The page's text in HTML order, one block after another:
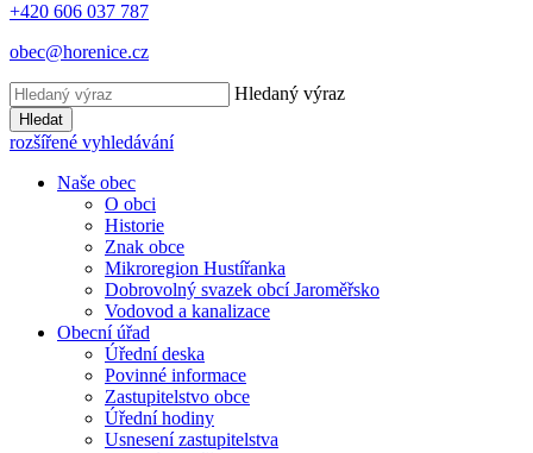
+420 606 037 787
obec@horenice.cz
Hledaný výraz
Hledat
rozšířené vyhledávání
Naše obec
O obci
Historie
Znak obce
Mikroregion Hustířanka
Dobrovolný svazek obcí Jaroměřsko
Vodovod a kanalizace
Obecní úřad
Úřední deska
Povinné informace
Zastupitelstvo obce
Úřední hodiny
Usnesení zastupitelstva